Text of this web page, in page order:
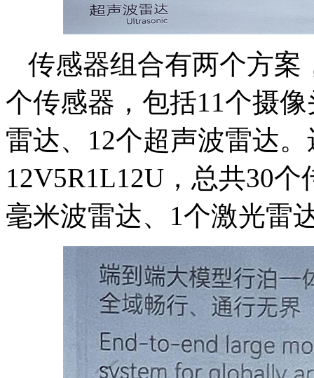
传感器组合有两个方案
个传感器，包括11个摄
雷达、12个超声波雷达
12V5R1L12U，总共30
毫米波雷达、1个激光雷